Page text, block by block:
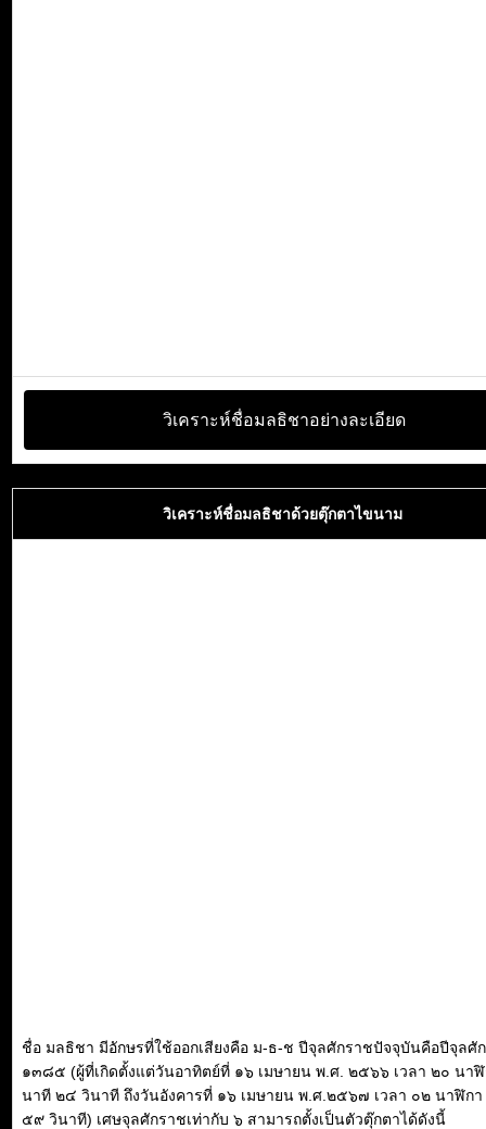
วิเคราะห์ชื่อมลธิชาอย่างละเอียด
วิเคราะห์ชื่อมลธิชาด้วยตุ๊กตาไขนาม
ชื่อ มลธิชา มีอักษรที่ใช้ออกเสียงคือ ม-ธ-ช ปีจุลศักราชปัจจุบันคือปีจุลศั
๑๓๘๕ (ผู้ที่เกิดตั้งแต่วันอาทิตย์ที่ ๑๖ เมษายน พ.ศ. ๒๕๖๖ เวลา ๒๐ นา
นาที ๒๔ วินาที ถึงวันอังคารที่ ๑๖ เมษายน พ.ศ.๒๕๖๗ เวลา ๐๒ นาฬิก
๕๙ วินาที) เศษจุลศักราชเท่ากับ ๖ สามารถตั้งเป็นตัวตุ๊กตาได้ดังนี้